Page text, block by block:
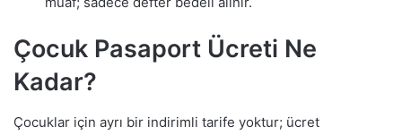
Çocuk Pasaport Ücreti Ne
Kadar?
Çocuklar için ayrı bir indirimli tarife yoktur; ücret